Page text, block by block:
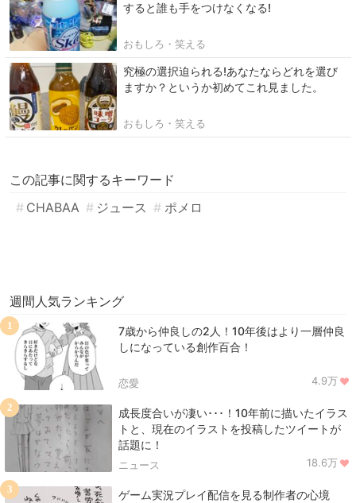
すると誰も手をつけなくなる!
おもしろ・笑える
究極の選択迫られる!あなたならどれを選び
ますか？というか初めてこれ見ました。
おもしろ・笑える
この記事に関するキーワード
CHABAA
ジュース ポメロ
週間人気ランキング
7歳から仲良しの2人！10年後はより一層仲良
しになっている創作百合！
恋愛 4.9万
1
成長度合いが凄い･･･！10年前に描いたイラス
トと、現在のイラストを投稿したツイートが
話題に！
ニュース 18.6万
2
ゲーム実況プレイ配信を見る制作者の心境
3